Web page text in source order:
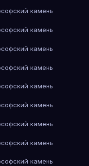
камень
камень
камень
камень
камень
камень
камень
камень
камень